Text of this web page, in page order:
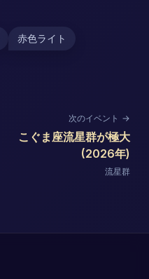
赤色ライト
次のイベント →
こぐま座流星群が極大
(2026年)
流星群